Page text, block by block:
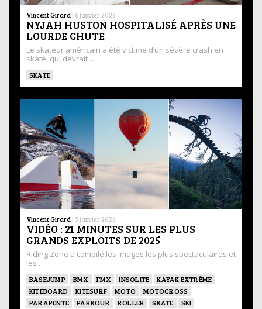
Vincent Girard | 6 janvier 2026
NYJAH HUSTON HOSPITALISÉ APRÈS UNE
LOURDE CHUTE
Le skateur américain a été victime d’un sévère crash en
skate, qui devrait …
SKATE
Vincent Girard | 5 janvier 2026
VIDÉO : 21 MINUTES SUR LES PLUS
GRANDS EXPLOITS DE 2025
Riding Zone a compilé les images les plus spectaculaires et
les …
BASEJUMP BMX FMX INSOLITE
KAYAK EXTRÊME
KITEBOARD
KITESURF MOTO
MOTOCROSS
PARAPENTE
PARKOUR ROLLER SKATE
SKI